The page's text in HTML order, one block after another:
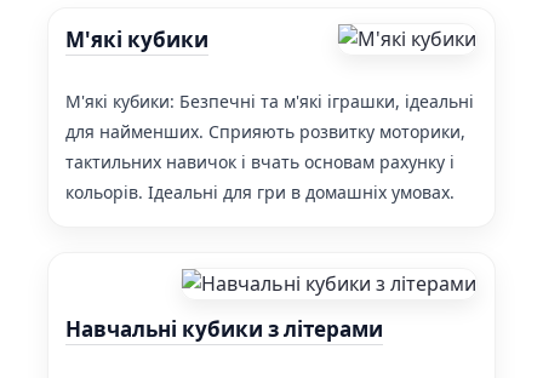
М'які кубики
М'які кубики: Безпечні та м'які іграшки, ідеальні
для найменших. Сприяють розвитку моторики,
тактильних навичок і вчать основам рахунку і
кольорів. Ідеальні для гри в домашніх умовах.
Навчальні кубики з літерами